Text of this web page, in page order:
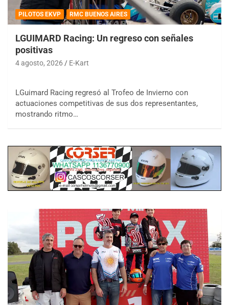
PILOTOS EKVP RMC BUENOS AIRES
LGUIMARD Racing: Un regreso con señales
positivas
4 agosto, 2026 E-Kart
LGuimard Racing regresó al Trofeo de Invierno con
actuaciones competitivas de sus dos representantes,
mostrando ritmo…